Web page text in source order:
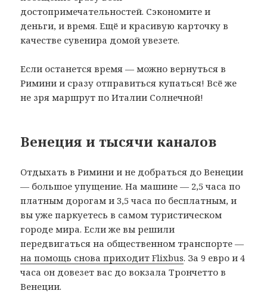
достопримечательностей. Сэкономите и
деньги, и время. Ещё и красивую карточку в
качестве сувенира домой увезете.
Если останется время — можно вернуться в
Римини и сразу отправиться купаться! Всё же
не зря маршрут по Италии Солнечной!
Венеция и тысячи каналов
Отдыхать в Римини и не добраться до Венеции
— большое упущение. На машине — 2,5 часа по
платным дорогам и 3,5 часа по бесплатным, и
вы уже паркуетесь в самом туристическом
городе мира. Если же вы решили
передвигаться на общественном транспорте —
на помощь снова приходит Flixbus. За 9 евро и 4
часа он довезет вас до вокзала Трончетто в
Венеции.